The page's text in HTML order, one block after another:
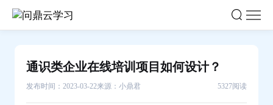
通识类企业在线培训项目如何设计？
发布时间：2023-03-22来源：小鼎君 5327阅读